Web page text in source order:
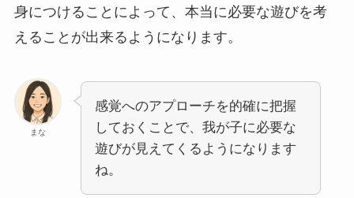
身につけることによって、本当に必要な遊びを考
えることが出来るようになります。
まな
感覚へのアプローチを的確に把握
しておくことで、我が子に必要な
遊びが見えてくるようになります
ね。